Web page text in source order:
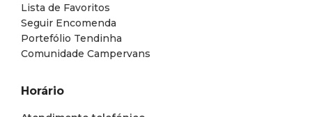
Lista de Favoritos
Seguir Encomenda
Portefólio Tendinha
Comunidade Campervans
Horário